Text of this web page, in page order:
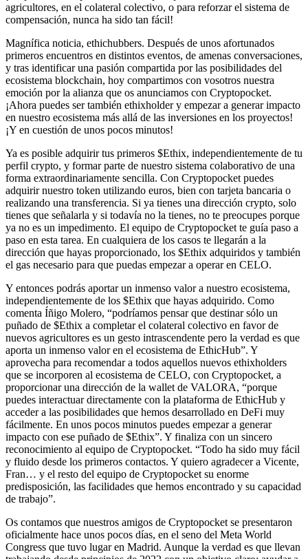
agricultores, en el colateral colectivo, o para reforzar el sistema de
compensación, nunca ha sido tan fácil!
Magnífica noticia, ethichubbers. Después de unos afortunados
primeros encuentros en distintos eventos, de amenas conversaciones,
y tras identificar una pasión compartida por las posibilidades del
ecosistema blockchain, hoy compartimos con vosotros nuestra
emoción por la alianza que os anunciamos con Cryptopocket.
¡Ahora puedes ser también ethixholder y empezar a generar impacto
en nuestro ecosistema más allá de las inversiones en los proyectos!
¡Y en cuestión de unos pocos minutos!
Ya es posible adquirir tus primeros $Ethix, independientemente de tu
perfil crypto, y formar parte de nuestro sistema colaborativo de una
forma extraordinariamente sencilla. Con Cryptopocket puedes
adquirir nuestro token utilizando euros, bien con tarjeta bancaria o
realizando una transferencia. Si ya tienes una dirección crypto, solo
tienes que señalarla y si todavía no la tienes, no te preocupes porque
ya no es un impedimento. El equipo de Cryptopocket te guía paso a
paso en esta tarea. En cualquiera de los casos te llegarán a la
dirección que hayas proporcionado, los $Ethix adquiridos y también
el gas necesario para que puedas empezar a operar en CELO.
Y entonces podrás aportar un inmenso valor a nuestro ecosistema,
independientemente de los $Ethix que hayas adquirido. Como
comenta Íñigo Molero, “podríamos pensar que destinar sólo un
puñado de $Ethix a completar el colateral colectivo en favor de
nuevos agricultores es un gesto intrascendente pero la verdad es que
aporta un inmenso valor en el ecosistema de EthicHub”. Y
aprovecha para recomendar a todos aquellos nuevos ethixholders
que se incorporen al ecosistema de CELO, con Cryptopocket, a
proporcionar una dirección de la wallet de VALORA, “porque
puedes interactuar directamente con la plataforma de EthicHub y
acceder a las posibilidades que hemos desarrollado en DeFi muy
fácilmente. En unos pocos minutos puedes empezar a generar
impacto con ese puñado de $Ethix”. Y finaliza con un sincero
reconocimiento al equipo de Cryptopocket. “Todo ha sido muy fácil
y fluido desde los primeros contactos. Y quiero agradecer a Vicente,
Fran… y el resto del equipo de Cryptopocket su enorme
predisposición, las facilidades que hemos encontrado y su capacidad
de trabajo”.
Os contamos que nuestros amigos de Cryptopocket se presentaron
oficialmente hace unos pocos días, en el seno del Meta World
Congress que tuvo lugar en Madrid. Aunque la verdad es que llevan